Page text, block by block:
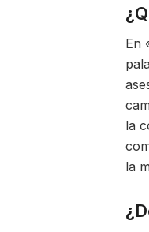
En
la
la